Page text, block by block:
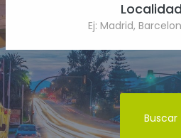
Ej: Madrid,
Buscar